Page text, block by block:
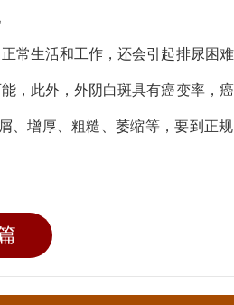
常生活和工作，还会引起排尿困
，此外，外阴白斑具有癌变率，
、增厚、粗糙、萎缩等，要到正